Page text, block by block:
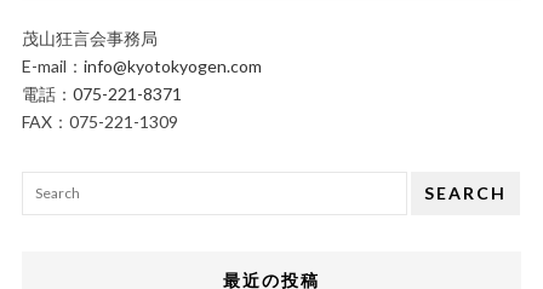
茂山狂言会事務局
E-mail： info@kyotokyogen.com
電話： 075-221-8371
FAX：075-221-1309
SEARCH
最近の投稿